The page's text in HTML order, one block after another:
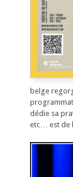
belge
dédie sa
etc… est de